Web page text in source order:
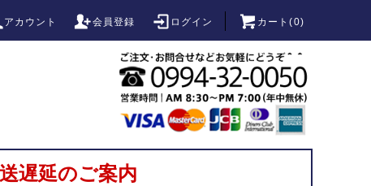
アカウント 会員登録 ログイン カート(0)
遅延のご案内